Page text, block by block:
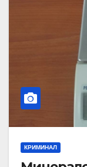
КРИМИНАЛ